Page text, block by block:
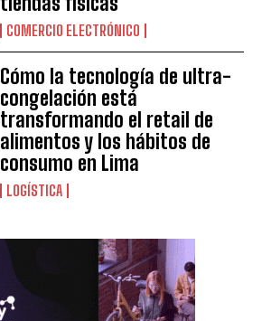
COMERCIO ELECTRÓNICO
Cómo la tecnología de ultra-
congelación está
transformando el retail de
alimentos y los hábitos de
consumo en Lima
LOGÍSTICA